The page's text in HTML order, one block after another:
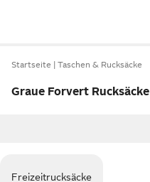
Startseite Taschen & Rucksäcke
Graue Forvert Rucksäcke
Freizeitrucksäcke